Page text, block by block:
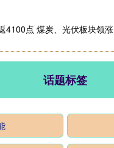
4100点 煤炭、光伏板块领涨
话题标签